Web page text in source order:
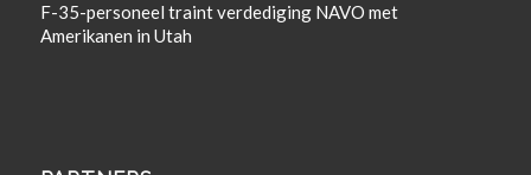
F-35-personeel traint verdediging NAVO met
Amerikanen in Utah